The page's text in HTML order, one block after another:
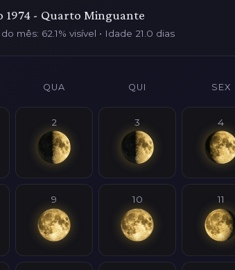
1974 - Quarto Minguante
mês: 62.1% visível • Idade 21.0 dias
QUA QUI SEX
2 3 4
9 10 11